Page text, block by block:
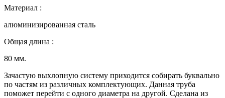
Материал :
алюминизированная сталь
Общая длина :
80 мм.
Зачастую выхлопную систему приходится собирать буквально
по частям из различных комплектующих. Данная труба
поможет перейти с одного диаметра на другой. Сделана из